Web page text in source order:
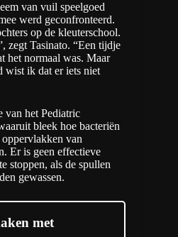
van vuil speelgoed
werd geconfronteerd.
op de kleuterschool.
zegt Tasinato. “Een tijdje
het normaal was. Maar
wist ik dat er iets niet
van het Pediatric
bleek hoe bacteriën
van
Er is geen effectieve
stoppen, als de spullen
gewassen.
met